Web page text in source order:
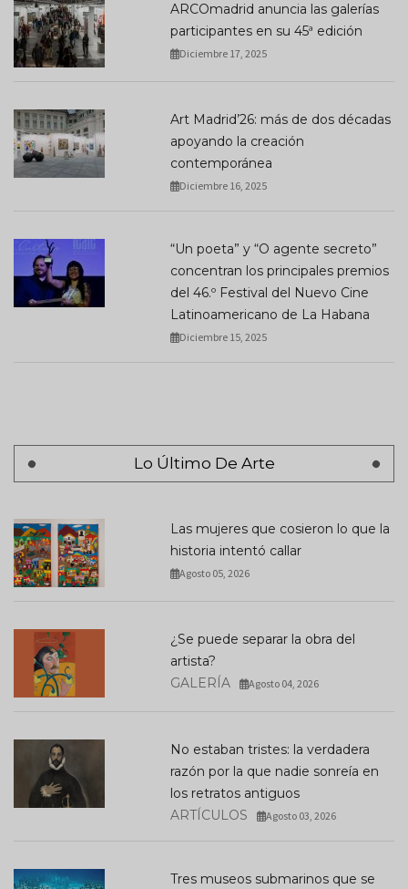
ARCOmadrid anuncia las galerías
participantes en su 45ª edición
Diciembre 17, 2025
Art Madrid’26: más de dos décadas
apoyando la creación
contemporánea
Diciembre 16, 2025
“Un poeta” y “O agente secreto”
concentran los principales premios
del 46.º Festival del Nuevo Cine
Latinoamericano de La Habana
Diciembre 15, 2025
Lo Último De Arte
Las mujeres que cosieron lo que la
historia intentó callar
Agosto 05, 2026
¿Se puede separar la obra del
artista?
GALERÍA
Agosto 04, 2026
No estaban tristes: la verdadera
razón por la que nadie sonreía en
los retratos antiguos
ARTÍCULOS
Agosto 03, 2026
Tres museos submarinos que se